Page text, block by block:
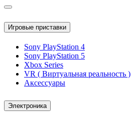
Игровые приставки
Sony PlayStation 4
Sony PlayStation 5
Xbox Series
VR ( Виртуальная реальность )
Аксессуары
Электроника